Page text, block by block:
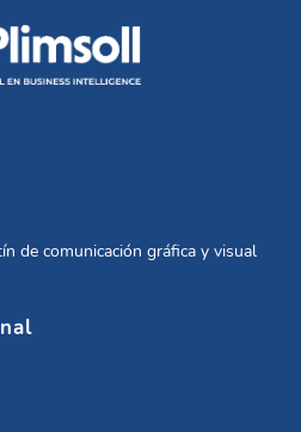
de comunicación gráfica y visual